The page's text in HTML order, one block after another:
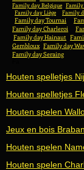
Family day Belgique
Family day Liège
Family
Family day Tournai
Family day Charleroi
Family day Hainaut
Gembloux Family day
Family day Seraing
Houten spelletjes
Houten spelletjes
Houten spelen
Jeux en bois
Houten spelen
Houten spelen